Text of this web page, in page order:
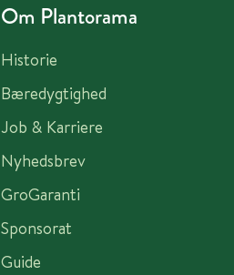
Om Plantorama
Historie
Bæredygtighed
Job & Karriere
Nyhedsbrev
GroGaranti
Sponsorat
Guide